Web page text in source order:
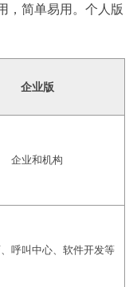
，简单易用。个人版
企业版
企业和机构
呼叫中心、软件开发等